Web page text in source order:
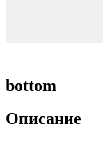
bottom
Описание